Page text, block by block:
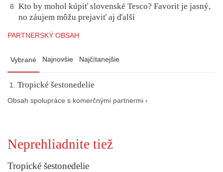
8
Kto by mohol kúpiť slovenské Tesco? Favorit je jasný,
no záujem môžu prejaviť aj ďalší
PARTNERSKÝ OBSAH
Vybrané Najnovšie Najčítanejšie
Tropické šestonedelie
Obsah spolupráce s komerčnými partnermi ›
Neprehliadnite tiež
Tropické šestonedelie